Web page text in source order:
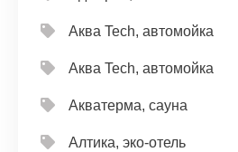
Аква Tech, автомойка
Аква Tech, автомойка
Акватерма, сауна
Алтика, эко-отель